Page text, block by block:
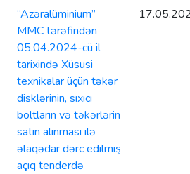
“Azəralüminium”
MMC tərəfindən
05.04.2024-cü il
tarixində Xüsusi
texnikalar üçün təkər
disklərinin, sıxıcı
boltların və təkərlərin
satın alınması ilə
əlaqədar dərc edilmiş
açıq tenderdə